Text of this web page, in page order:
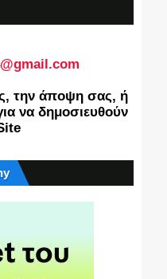
την άποψη σας, ή
να δημοσιευθούν